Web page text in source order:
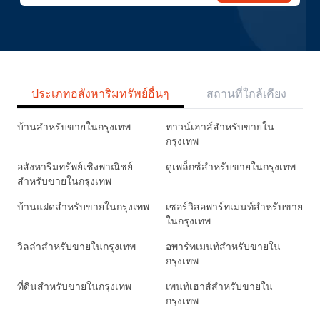
ประเภทอสังหาริมทรัพย์อื่นๆ สถานที่ใกล้เคียง
บ้านสำหรับขายในกรุงเทพ
ทาวน์เฮาส์สำหรับขายใน
กรุงเทพ
อสังหาริมทรัพย์เชิงพาณิชย์
สำหรับขายในกรุงเทพ
ดูเพล็กซ์สำหรับขายในกรุงเทพ
บ้านแฝดสำหรับขายในกรุงเทพ
เซอร์วิสอพาร์ทเมนท์สำหรับขาย
ในกรุงเทพ
วิลล่าสำหรับขายในกรุงเทพ
อพาร์ทเมนท์สำหรับขายใน
กรุงเทพ
ที่ดินสำหรับขายในกรุงเทพ
เพนท์เฮาส์สำหรับขายใน
กรุงเทพ